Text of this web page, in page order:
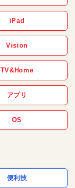
iPad
Vision
TV&Home
アプリ
OS
便利技